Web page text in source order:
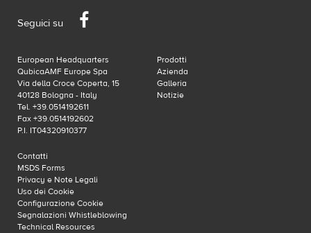
European Headquarters
QubicaAMF Europe Spa
Via della Croce Coperta, 15
40128 Bologna - Italy
Tel. +39.0514192611
Fax +39.0514192602
P.I. IT04320910377
Prodotti
Azienda
Galleria
Notizie
Contatti
MSDS Forms
Privacy e Note Legali
Uso dei Cookie
Configurazione Cookie
Segnalazioni Whistleblowing
Technical Resources
Seguici su
Facebook